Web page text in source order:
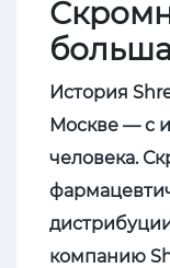
История
Москве — с
человека.
компанию